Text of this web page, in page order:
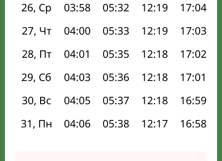
26, Ср
03:58 05:32 12:19 17:04
27, Чт
04:00 05:33 12:19 17:03
28, Пт
04:01 05:35 12:18 17:02
29, Сб
04:03 05:36 12:18 17:01
30, Вс
04:05 05:37 12:18 16:59
31, Пн
04:06 05:38 12:17 16:58